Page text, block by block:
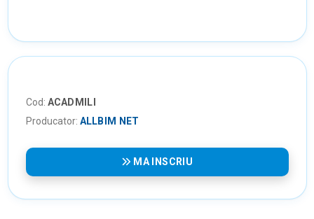
Cod: ACADMILI
Producator: ALLBIM NET
MA INSCRIU